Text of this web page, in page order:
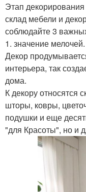
Этап
склад мебели и
соблюдайте 3
1. значение мелочей.
Декор
интерьера, так
дома.
К декору относятся
шторы, ковры,
подушки и еще
"для Красоты", но и